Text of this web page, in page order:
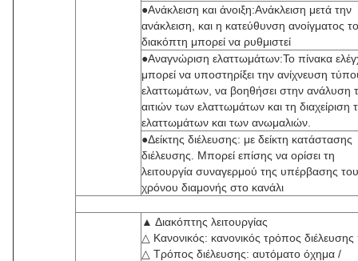
●Ανάκλειση και άνοιξη:Ανάκλειση μετά την
ανάκλειση, και η κατεύθυνση ανοίγματος
διακόπτη μπορεί να ρυθμιστεί
●Αναγνώριση ελαττωμάτων:Το πίνακα
μπορεί να υποστηρίξει την ανίχνευση
ελαττωμάτων, να βοηθήσει στην ανάλυση
αιτιών των ελαττωμάτων και τη διαχείριση
ελαττωμάτων και των ανωμαλιών.
●Δείκτης διέλευσης: με δείκτη κατάστασης
διέλευσης. Μπορεί επίσης να ορίσει τη
λειτουργία συναγερμού της υπέρβασης του
χρόνου διαμονής στο κανάλι
▲ Διακόπτης λειτουργίας
△ Κανονικός: κανονικός τρόπος
△ Τρόπος διέλευσης: αυτόματο όχημα /